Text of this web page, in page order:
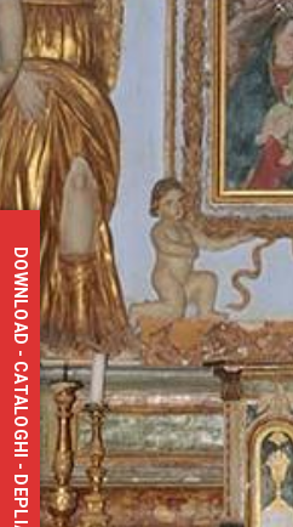
DOWNLOAD - CATALOGHI - DEPLIANT - MAPPE